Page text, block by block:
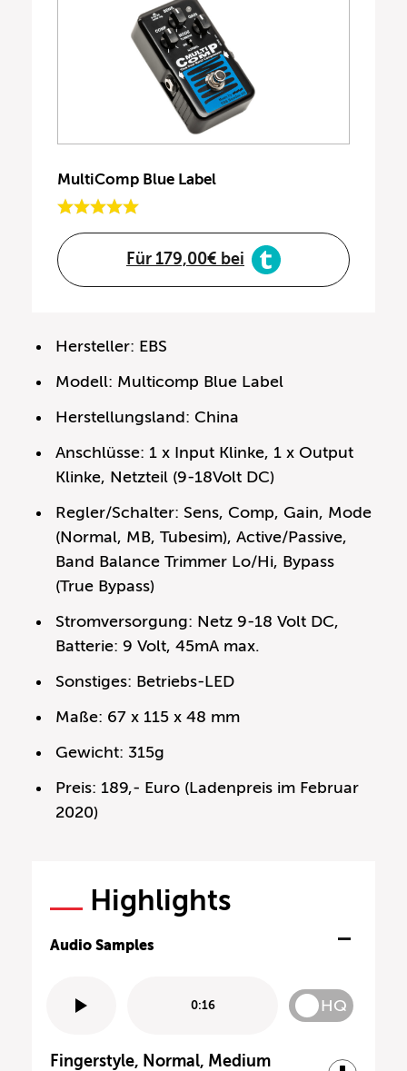
MultiComp Blue Label
Für 179,00€ bei
Hersteller: EBS
Modell: Multicomp Blue Label
Herstellungsland: China
Anschlüsse: 1 x Input Klinke, 1 x Output
Klinke, Netzteil (9-18Volt DC)
Regler/Schalter: Sens, Comp, Gain, Mode
(Normal, MB, Tubesim), Active/Passive,
Band Balance Trimmer Lo/Hi, Bypass
(True Bypass)
Stromversorgung: Netz 9-18 Volt DC,
Batterie: 9 Volt, 45mA max.
Sonstiges: Betriebs-LED
Maße: 67 x 115 x 48 mm
Gewicht: 315g
Preis: 189,- Euro (Ladenpreis im Februar
2020)
Highlights
Audio Samples
0:16 HQ
Fingerstyle, Normal, Medium